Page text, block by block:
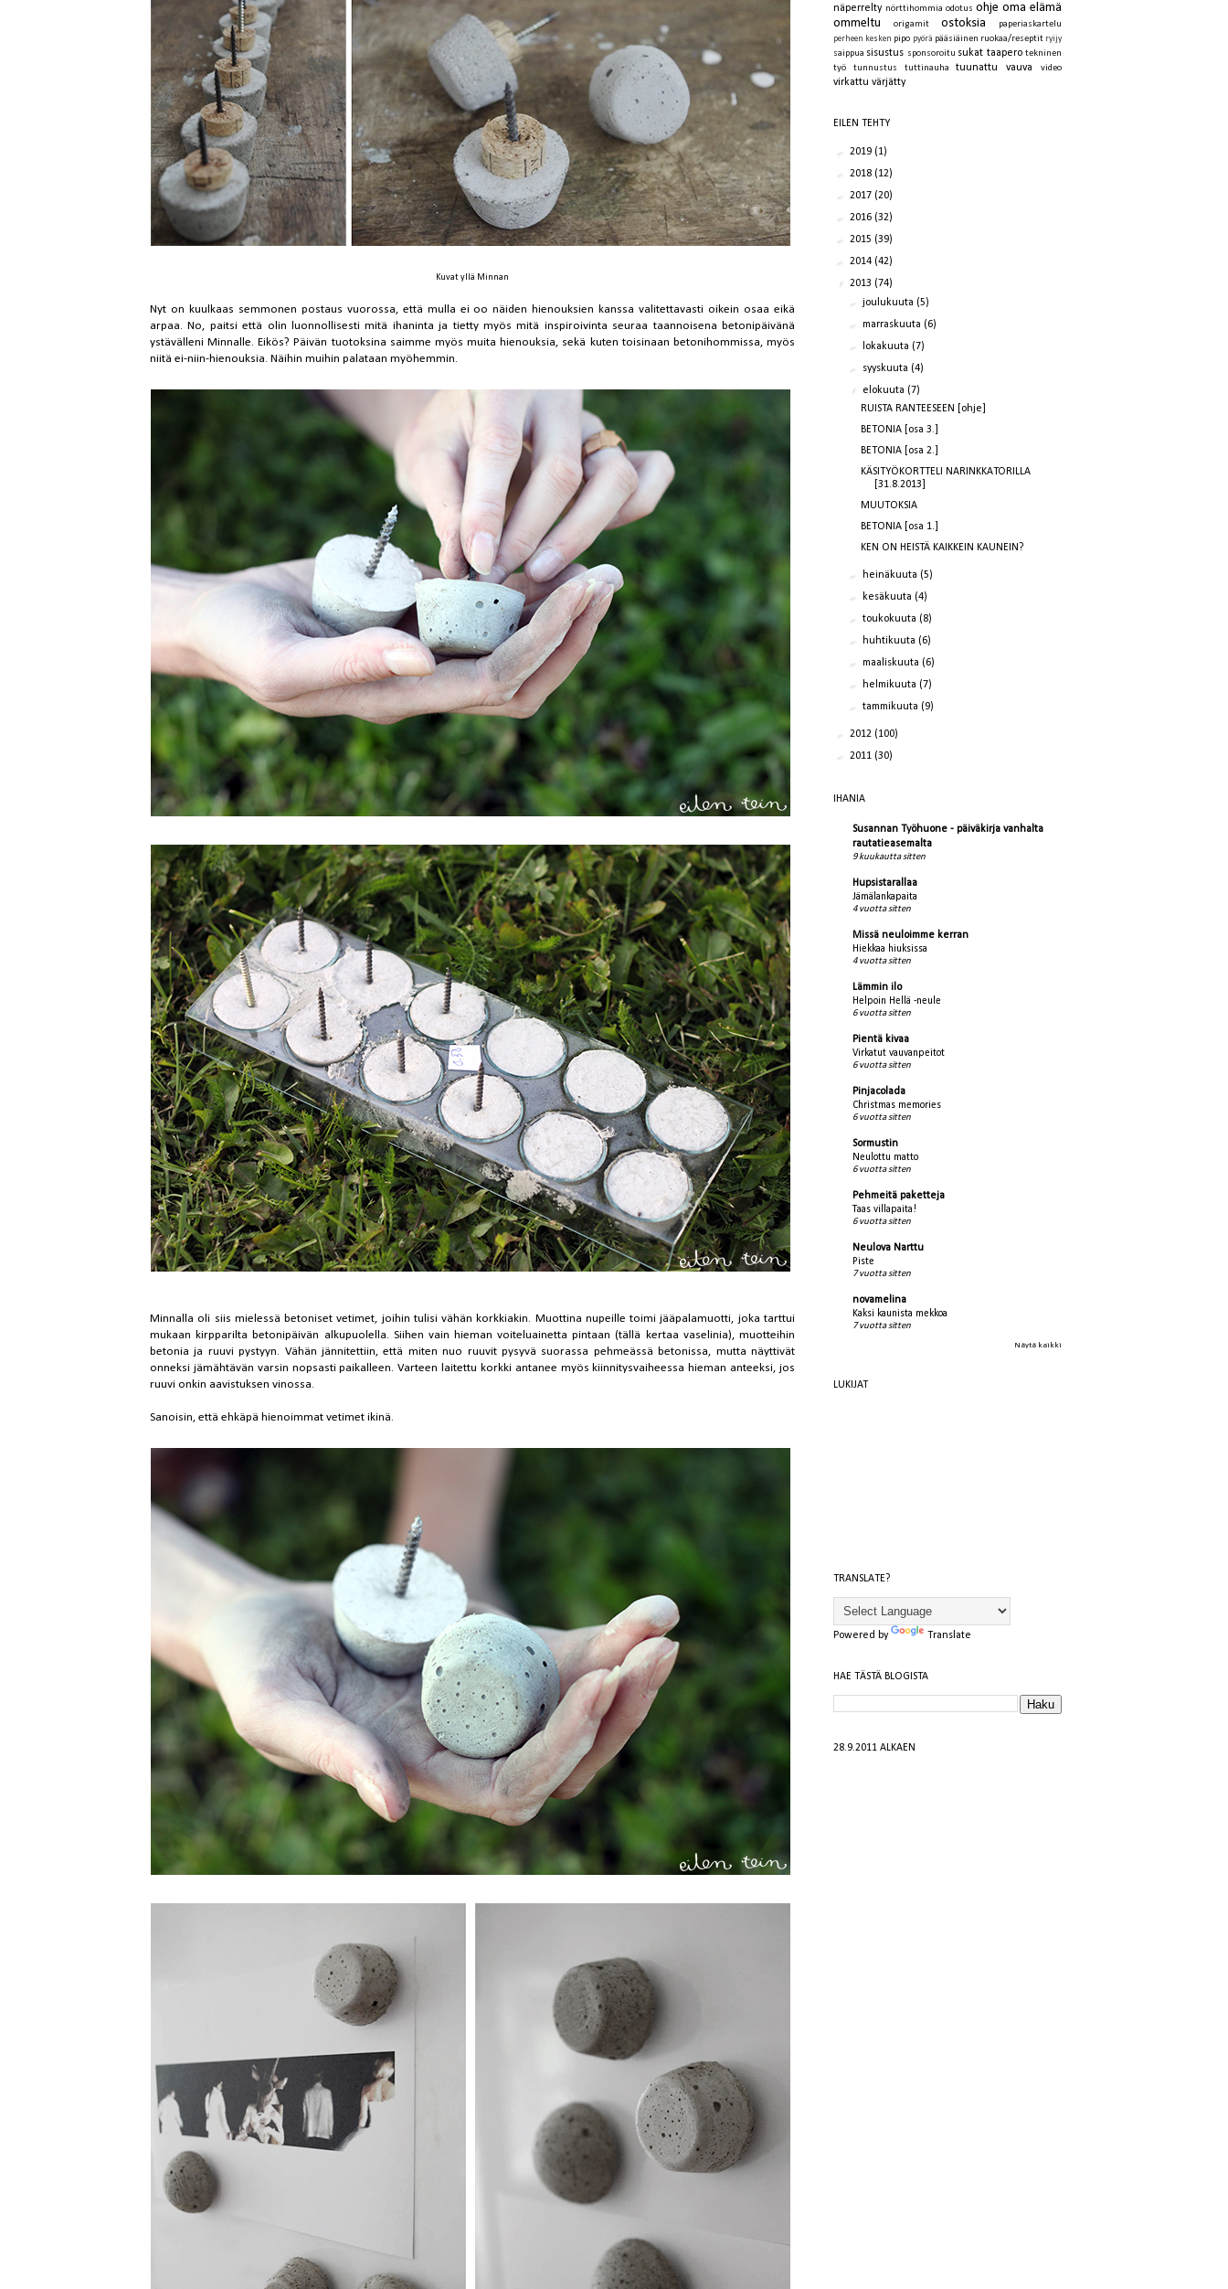
Kuvat yllä Minnan
Nyt on kuulkaas semmonen postaus vuorossa, että mulla ei oo näiden hienouksien kanssa valitettavasti oikein osaa eikä
arpaa. No, paitsi että olin luonnollisesti mitä ihaninta ja tietty myös mitä inspiroivinta seuraa taannoisena betonipäivänä
ystävälleni Minnalle. Eikös? Päivän tuotoksina saimme myös muita hienouksia, sekä
kuten toisinaan betonihommissa, myös
niitä ei-niin-hienouksia. Näihin muihin palataan myöhemmin.
Minnalla oli siis mielessä betoniset vetimet, joihin tulisi vähän korkkiakin. Muottina nupeille toimi jääpalamuotti, joka tarttui
mukaan kirpparilta betonipäivän alkupuolella. Siihen vain hieman voiteluainetta pintaan (tällä kertaa vaselinia), muotteihin
betonia ja ruuvi pystyyn. Vähän jännitettiin, että miten nuo ruuvit pysyvä suorassa pehmeässä betonissa, mutta näyttivät
onneksi jämähtävän varsin nopsasti paikalleen. Varteen laitettu korkki antanee myös kiinnitysvaiheessa hieman anteeksi, jos
ruuvi onkin aavistuksen vinossa.
Sanoisin, että ehkäpä hienoimmat vetimet ikinä.
näperrelty nörttihommia odotus ohje oma elämä
ommeltu
origamit ostoksia paperiaskartelu
perheen kesken pipo pyörä pääsiäinen ruokaa/reseptit ryijy
saippua sisustus sponsoroitu sukat taapero tekninen
työ
tunnustus tuttinauha tuunattu vauva video
virkattu värjätty
EILEN TEHTY
► 2019 (1)
► 2018 (12)
► 2017 (20)
► 2016 (32)
► 2015 (39)
► 2014 (42)
▼ 2013 (74)
►joulukuuta (5)
►marraskuuta (6)
► lokakuuta (7)
► syyskuuta (4)
▼ elokuuta (7)
RUISTA RANTEESEEN [ohje]
BETONIA [osa 3.]
BETONIA [osa 2.]
KÄSITYÖKORTTELI NARINKKATORILLA
[31.8.2013]
MUUTOKSIA
BETONIA [osa 1.]
KEN ON HEISTÄ KAIKKEIN KAUNEIN?
► heinäkuuta (5)
► kesäkuuta (4)
►toukokuuta (8)
► huhtikuuta (6)
►maaliskuuta (6)
► helmikuuta (7)
►tammikuuta (9)
► 2012 (100)
► 2011 (30)
IHANIA
Susannan Työhuone - päiväkirja vanhalta
rautatieasemalta
9 kuukautta sitten
Hupsistarallaa
Jämälankapaita
4 vuotta sitten
Missä neuloimme kerran
Hiekkaa hiuksissa
4 vuotta sitten
Lämmin ilo
Helpoin Hellä -neule
6 vuotta sitten
Pientä kivaa
Virkatut vauvanpeitot
6 vuotta sitten
Pinjacolada
Christmas memories
6 vuotta sitten
Sormustin
Neulottu matto
6 vuotta sitten
Pehmeitä paketteja
Taas villapaita!
6 vuotta sitten
Neulova Narttu
Piste
7 vuotta sitten
novamelina
Kaksi kaunista mekkoa
7 vuotta sitten
Näytä kaikki
LUKIJAT
TRANSLATE?
Powered by Translate
HAE TÄSTÄ BLOGISTA
28.9.2011 ALKAEN